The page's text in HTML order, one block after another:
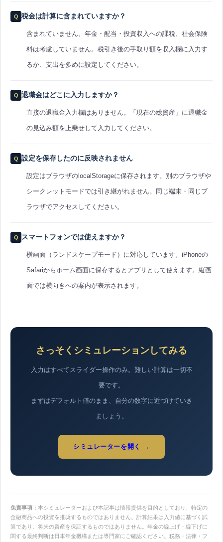
税金は計算に含まれていますか？
含まれていません。年金・配当・投資収入への課税、社会保険
料は考慮していません。税引き後の手取り額を収入欄に入力す
るか、支出を多めに設定してください。
退職金はどこに入力しますか？
直接の退職金入力欄はありません。「現在の総資産」に退職金
の見込み額を上乗せして入力してください。
設定を保存したのに反映されません
設定はブラウザのlocalStorageに保存されます。別のブラウザや
シークレットモードでは引き継がれません。同じ端末・同じブ
ラウザでアクセスしてください。
スマートフォンでは使えますか？
横画面（ランドスケープモード）に対応しています。iPhoneの
Safariからホーム画面に保存するとアプリとして使えます。縦画
面では横向きへの案内が表示されます。
さっそくシミュレーションしてみる
入力はすべてスライダー操作のみ。難しい計算は一切不
要です。
まずはデフォルト値のまま、自分の数字に近づけていき
ましょう。
シミュレーターを開く →
免責事項： 本シミュレーターおよび本記事は情報提供を目的としており、特定の
金融商品への投資を推奨するものではありません。計算結果は入力値に基づく試
算であり、将来の資産を保証するものではありません。年金の繰上げ・繰下げに
関する最終判断は日本年金機構または専門家にご確認ください。税務・法律・フ